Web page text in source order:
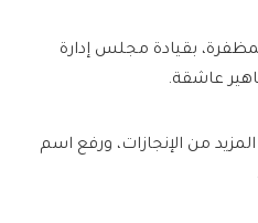
بقيادة مجلس إدارة
عاشقة.
من الإنجازات، ورفع اسم